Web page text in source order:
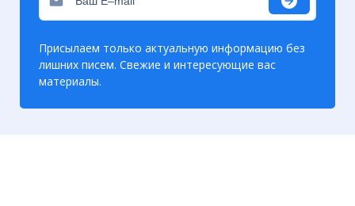
Присылаем только актуальную информацию без
лишних писем. Свежие и интересующие вас
материалы.